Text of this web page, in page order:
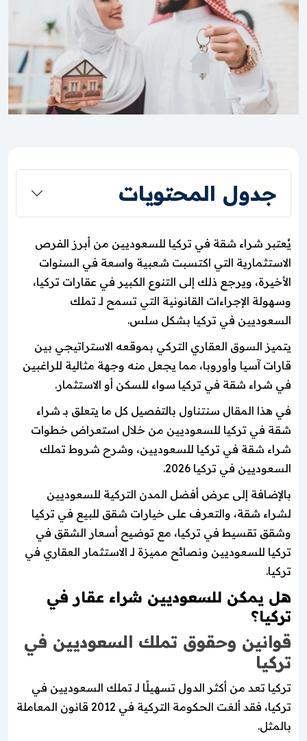
جدول المحتويات
يُعتبر شراء شقة في تركيا للسعوديين من أبرز الفرص
الاستثمارية التي اكتسبت شعبية واسعة في السنوات
الأخيرة، ويرجع ذلك إلى التنوع الكبير في عقارات تركيا،
وسهولة الإجراءات القانونية التي تسمح لـ تملك
السعوديين في تركيا بشكل سلس.
يتميز السوق العقاري التركي بموقعه الاستراتيجي بين
قارات آسيا وأوروبا، مما يجعل منه وجهة مثالية للراغبين
في شراء شقة في تركيا سواء للسكن أو الاستثمار.
في هذا المقال سنتناول بالتفصيل كل ما يتعلق بـ شراء
شقة في تركيا للسعوديين من خلال استعراض خطوات
شراء شقة في تركيا للسعوديين، وشرح شروط تملك
السعوديين في تركيا 2026.
بالإضافة إلى عرض أفضل المدن التركية للسعوديين
لشراء شقة، والتعرف على خيارات شقق للبيع في تركيا
وشقق تقسيط في تركيا، مع توضيح أسعار الشقق في
تركيا للسعوديين ونصائح مميزة لـ الاستثمار العقاري في
تركيا.
هل يمكن للسعوديين شراء عقار في
تركيا؟
قوانين وحقوق تملك السعوديين في
تركيا
تركيا تعد من أكثر الدول تسهيلًا لـ تملك السعوديين في
تركيا، فقد ألغت الحكومة التركية في 2012 قانون المعاملة
بالمثل.